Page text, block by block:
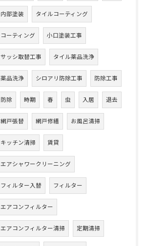
内部塗装 タイルコーティング
コーティング 小口塗装工事
サッシ取替工事 タイル薬品洗浄
薬品洗浄 シロアリ防除工事 防除工事
防除 時期 春 虫 入居 退去
網戸張替 網戸修繕 お風呂清掃
キッチン清掃 賃貸
エアシャワークリーニング
フィルター入替 フィルター
エアコンフィルター
エアコンフィルター清掃 定期清掃